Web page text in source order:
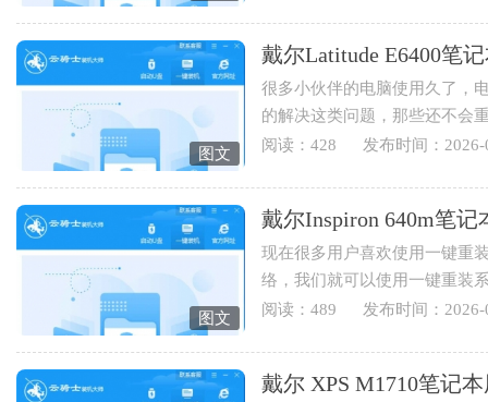
图文
戴尔Latitude E6400笔
很多小伙伴的电脑使用久了，
的解决这类问题，那些还不会
Latitude E6400笔记本用云骑士
阅读：428 发布时间：2026-
图文
戴尔Inspiron 640m笔
现在很多用户喜欢使用一键重
络，我们就可以使用一键重装
Inspiron 640m笔记本用云骑士
阅读：489 发布时间：2026-
戴尔 XPS M1710笔记